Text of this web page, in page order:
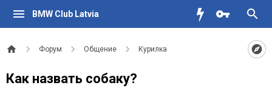
BMW Club Latvia
Форум Общение Курилка
Как назвать собаку?